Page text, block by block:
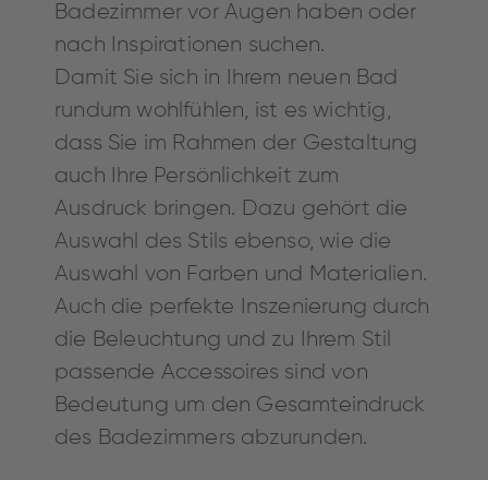
Badezimmer vor Augen haben oder
nach Inspirationen suchen.
Damit Sie sich in Ihrem neuen Bad
rundum wohlfühlen, ist es wichtig,
dass Sie im Rahmen der Gestaltung
auch Ihre Persönlichkeit zum
Ausdruck bringen. Dazu gehört die
Auswahl des Stils ebenso, wie die
Auswahl von Farben und Materialien.
Auch die perfekte Inszenierung durch
die Beleuchtung und zu Ihrem Stil
passende Accessoires sind von
Bedeutung um den Gesamteindruck
des Badezimmers abzurunden.